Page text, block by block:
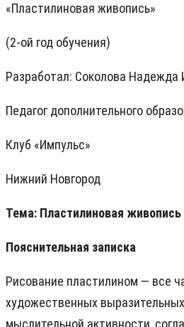
«Пластилиновая живопись»
(2-ой год обучения)
Разработал: Соколова Надежда
Педагог дополнительного
Клуб «Импульс»
Нижний Новгород
Тема: Пластилиновая живопись
Пояснительная записка
Рисование пластилином — все
художественных
мыслительной активности,